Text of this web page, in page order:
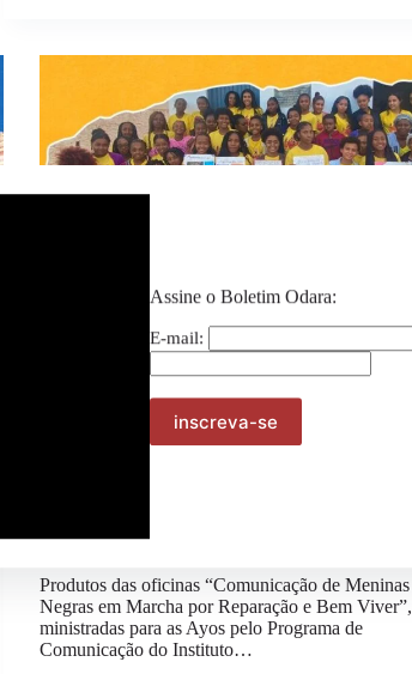
Assine o Boletim Odara:
E-mail:
Bem Viver
Produtos das oficinas “Comunicação de Meninas
Negras em Marcha por Reparação e Bem Viver”,
ministradas para as Ayos pelo Programa de
Comunicação do Instituto…